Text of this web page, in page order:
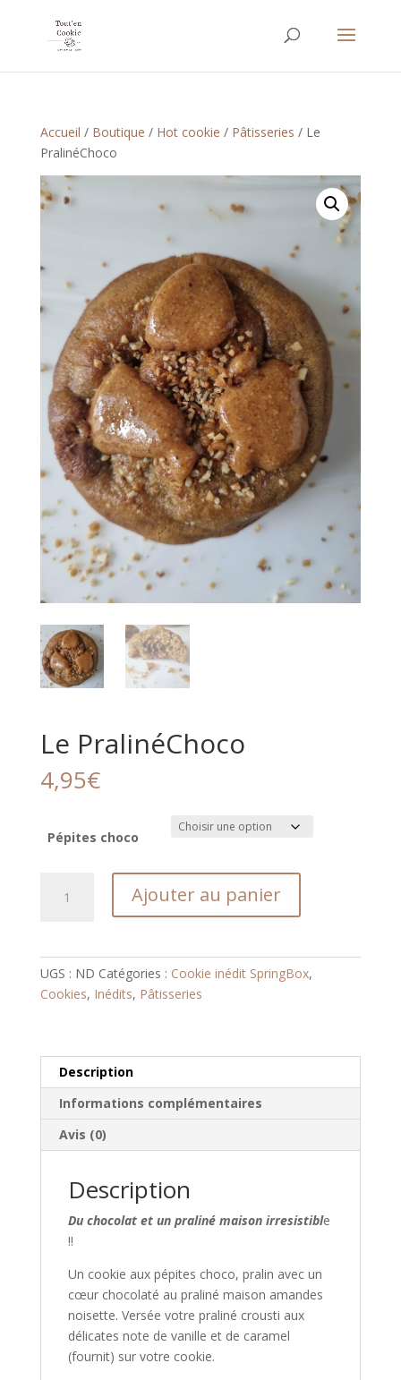
Accueil / Boutique / Hot cookie / Pâtisseries / Le
PralinéChoco
Le PralinéChoco
4,95€
Pépites choco
Ajouter au panier
UGS : ND Catégories : Cookie inédit SpringBox,
Cookies, Inédits, Pâtisseries
Description
Informations complémentaires
Avis (0)
Description
Du chocolat et un praliné maison irresistible
!!
Un cookie aux pépites choco, pralin avec un
cœur chocolaté au praliné maison amandes
noisette. Versée votre praliné crousti aux
délicates note de vanille et de caramel
(fournit) sur votre cookie.